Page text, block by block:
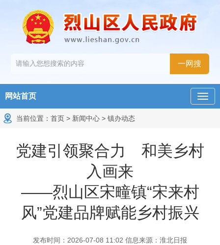
网站首页
当前位置： 首页 > 新闻中心 > 镇办动态
党建引领聚合力 和美乡村
入画来
——烈山区宋疃镇“宋来村
风”党建品牌赋能乡村振兴
发布时间：2026-07-08 11:02 信息来源：淮北日报